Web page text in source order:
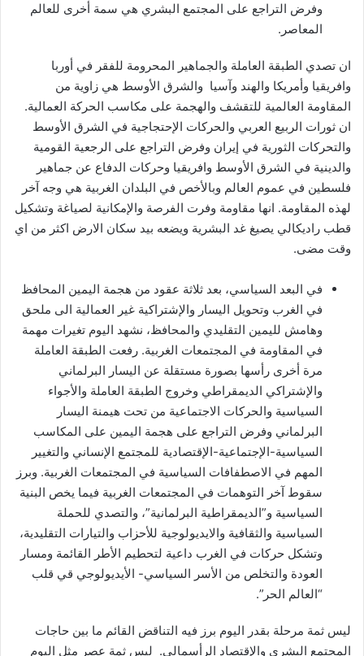
وفرض التراجع على المجتمع البشري هي سمة أخرى للعالم
المعاصر.
ان تصدي الطبقة العاملة والجماهير المحرومة للفقر في أوربا
وافريقيا وأمريكا والهند وآسيا والشرق الأوسط هي زاوية من
المقاومة العالمية للتقشف والهجمة على مكاسب الحركة العمالية.
ان ثورات الربيع العربي والحركات الإحتجاجية في الشرق الأوسط
والتحركات الثورية في إيران وفرض التراجع على الرجعية القومية
والدينية في الشرق الأوسط وافريقيا وحركات الدفاع عن جماهير
فلسطين في عموم العالم وبالأخص في البلدان الغربية هي وجه آخر
لهذه المقاومة. انها مقاومة وفرت الفرصة والإمكانية لصياغة وتشكيل
قطب راديكالي يصيغ غد البشرية ويضعه بيد سكان الارض اكثر من اي
وقت مضى.
في البعد السياسي، بعد ثلاثة عقود من هجمة اليمين المحافظ
في الغرب وتحويل اليسار والإشتراكية غير العمالية الى ملحق
وهامش لليمين التقليدي والمحافظ، نشهد اليوم تغيرات مهمة
في المقاومة في المجتمعات الغربية. رفعت الطبقة العاملة
مرة أخرى رأسها بصورة مستقلة عن اليسار البرلماني
والإشتراكي الديمقراطي وخروج الطبقة العاملة والأجواء
السياسية والحركات الاجتماعية من تحت هيمنة اليسار
البرلماني وفرض التراجع على هجمة اليمين على المكاسب
السياسية-الإجتماعية-الإقتصادية للمجتمع الإنساني والتغيير
المهم في الاصطفافات السياسية في المجتمعات الغربية. وبرز
سقوط آخر التوهمات في المجتمعات الغربية فيما يخص البنية
السياسية و”الديمقراطية البرلمانية”، والتصدي للحملة
السياسية والثقافية والايديولوجية للأحزاب والتيارات التقليدية،
وتشكل حركات في الغرب داعية لتحطيم الأطر القائمة ومسار
العودة والتخلص من الأسر السياسي- الأيديولوجي قي قلب
“العالم الحر”.
ليس ثمة مرحلة بقدر اليوم برز فيه التناقض القائم ما بين حاجات
المجتمع البشري والإقتصاد الرأسمالي. ليس ثمة عصر مثل اليوم